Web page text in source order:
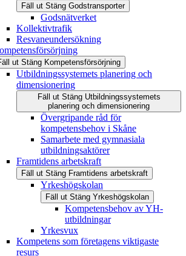
Fäll ut Stäng Godstransporter
Godsnätverket
Kollektivtrafik
Resvaneundersökning
ut Stäng Kompetensförsörjning
Utbildningssystemets planering och
dimensionering
Fäll ut Stäng Utbildningssystemets
planering och dimensionering
Övergripande råd för
kompetensbehov i Skåne
Samarbete med gymnasiala
utbildningsaktörer
Framtidens arbetskraft
Fäll ut Stäng Framtidens arbetskraft
Yrkeshögskolan
Fäll ut Stäng Yrkeshögskolan
Kompetensbehov av YH-
utbildningar
Yrkesvux
Kompetens som företagens viktigaste
resurs